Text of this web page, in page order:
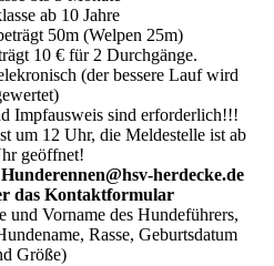
ab 10 Jahre
50m (Welpen 25m)
10 € für 2 Durchgänge.
(der bessere Lauf wird
Impfausweis sind erforderlich!!!
um 12 Uhr, die Meldestelle ist ab
geöffnet!
herdecke.de
das Kontaktformular
und Vorname des Hundeführers,
Rasse, Geburtsdatum
Größe)